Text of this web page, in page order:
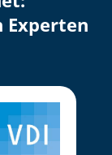
Experten